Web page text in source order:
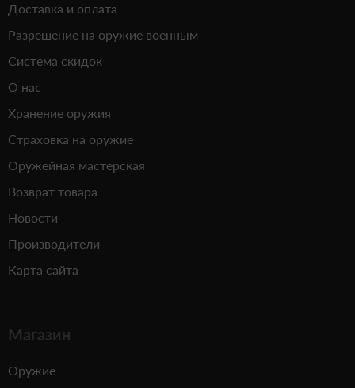
Доставка и оплата
Разрешение на оружие военным
Система скидок
О нас
Хранение оружия
Страховка на оружие
Оружейная мастерская
Возврат товара
Новости
Производители
Карта сайта
Магазин
Оружие